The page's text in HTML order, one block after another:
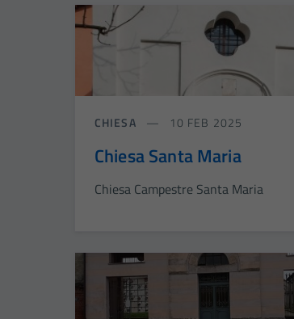
CHIESA 10 FEB 2025
Chiesa Santa Maria
Chiesa Campestre Santa Maria